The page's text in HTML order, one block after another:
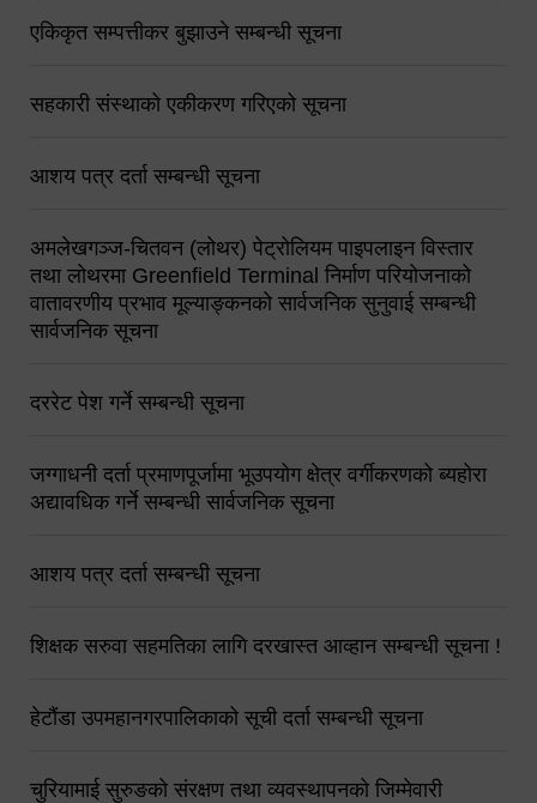
एकिकृत सम्पत्तीकर बुझाउने सम्बन्धी सूचना
सहकारी संस्थाको एकीकरण गरिएको सूचना
आशय पत्र दर्ता सम्बन्धी सूचना
अमलेखगञ्ज-चितवन (लोथर) पेट्रोलियम पाइपलाइन विस्तार
तथा लोथरमा Greenfield Terminal निर्माण परियोजनाको
वातावरणीय प्रभाव मूल्याङ्कनको सार्वजनिक सुनुवाई सम्बन्धी
सार्वजनिक सूचना
दररेट पेश गर्ने सम्बन्धी सूचना
जग्गाधनी दर्ता प्रमाणपूर्जामा भूउपयोग क्षेत्र वर्गीकरणको ब्यहोरा
अद्यावधिक गर्ने सम्बन्धी सार्वजनिक सूचना
आशय पत्र दर्ता सम्बन्धी सूचना
शिक्षक सरुवा सहमतिका लागि दरखास्त आव्हान सम्बन्धी सूचना !
हेटौंडा उपमहानगरपालिकाको सूची दर्ता सम्बन्धी सूचना
चुरियामाई सुरुङको संरक्षण तथा व्यवस्थापनको जिम्मेवारी